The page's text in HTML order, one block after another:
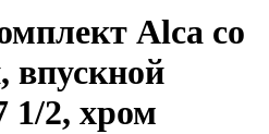
Alca со
впускной
1/2, хром